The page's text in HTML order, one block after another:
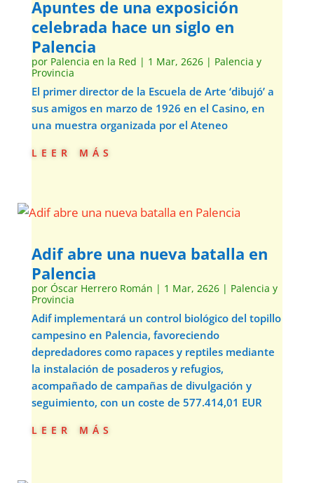
Apuntes de una exposición
celebrada hace un siglo en
Palencia
por Palencia en la Red | 1 Mar, 2626| Palencia y
Provincia
El primer director de la Escuela de Arte ‘dibujó’ a
sus amigos en marzo de 1926 en el Casino, en
una muestra organizada por el Ateneo
leer más
Adif abre una nueva batalla en
Palencia
por Óscar Herrero Román | 1 Mar, 2626| Palencia y
Provincia
Adif implementará un control biológico del topillo
campesino en Palencia, favoreciendo
depredadores como rapaces y reptiles mediante
la instalación de posaderos y refugios,
acompañado de campañas de divulgación y
seguimiento, con un coste de 577.414,01 EUR
leer más